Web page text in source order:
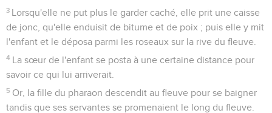
3 Lorsqu'elle ne put plus le garder caché, elle prit une caisse
de jonc, qu'elle enduisit de bitume et de poix ; puis elle y mit
l'enfant et le déposa parmi les roseaux sur la rive du fleuve.
4 La sœur de l'enfant se posta à une certaine distance pour
savoir ce qui lui arriverait.
5 Or, la fille du pharaon descendit au fleuve pour se baigner
tandis que ses servantes se promenaient le long du fleuve.